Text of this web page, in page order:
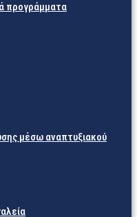
προγράμματα
μέσω αναπτυξιακού